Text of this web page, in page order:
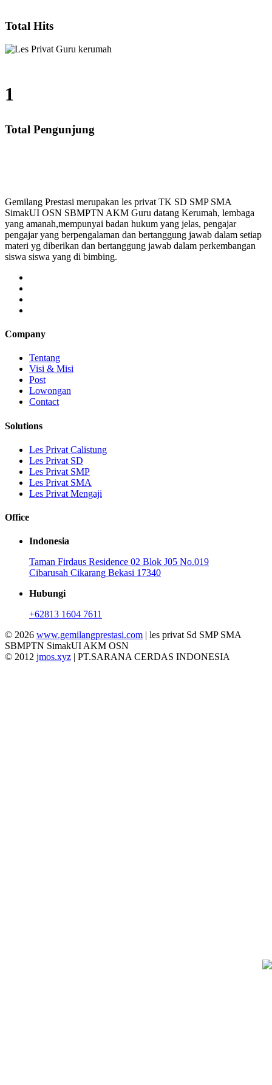
Total Hits
1
Total Pengunjung
Gemilang Prestasi merupakan les privat TK SD SMP SMA
SimakUI OSN SBMPTN AKM Guru datang Kerumah, lembaga
yang amanah,mempunyai badan hukum yang jelas, pengajar
pengajar yang berpengalaman dan bertanggung jawab dalam setiap
materi yg diberikan dan bertanggung jawab dalam perkembangan
siswa siswa yang di bimbing.
Company
Tentang
Visi & Misi
Post
Lowongan
Contact
Solutions
Les Privat Calistung
Les Privat SD
Les Privat SMP
Les Privat SMA
Les Privat Mengaji
Office
Indonesia
Taman Firdaus Residence 02 Blok J05 No.019
Cibarusah Cikarang Bekasi 17340
Hubungi
+62813 1604 7611
© 2026 www.gemilangprestasi.com | les privat Sd SMP SMA
SBMPTN SimakUI AKM OSN
© 2012 jmos.xyz | PT.SARANA CERDAS INDONESIA